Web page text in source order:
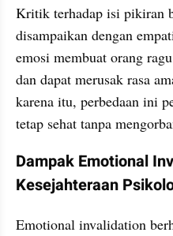
Kritik terhadap isi pikiran
disampaikan dengan
emosi membuat orang
dan dapat merusak rasa
karena itu, perbedaan ini
tetap sehat tanpa
Dampak Emotional
Kesejahteraan
Emotional invalidation